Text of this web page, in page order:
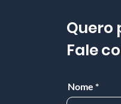
Quero
Fale
Nome